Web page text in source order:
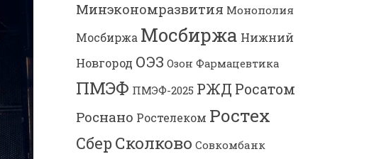
Минэкономразвития Монополия
Мосбиржа Мосбиржа Нижний
Новгород ОЭЗ Озон Фармацевтика
ПМЭФ ПМЭФ-2025 РЖД Росатом
Роснано Ростелеком Ростех
Сбер Сколково Совкомбанк